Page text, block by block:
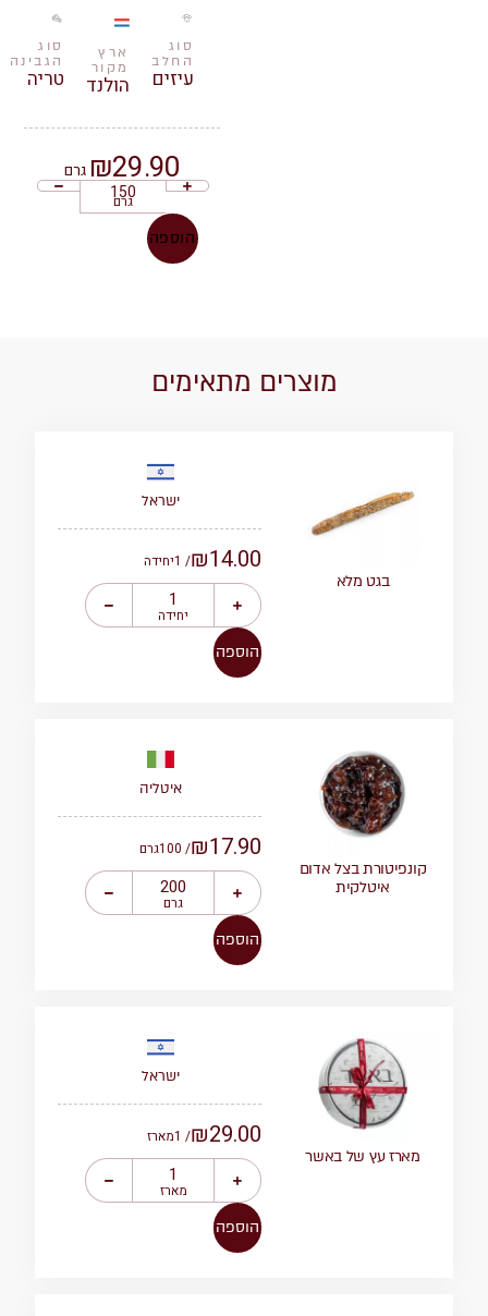
סוג
החלב
עיזים
ארץ
מקור
הולנד
סוג
הגבינה
טריה
₪29.90 גרם
גרם
הוספה
מוצרים מתאימים
בגט מלא
ישראל
₪14.00
/ 1 יחידה
יחידה
הוספה
קונפיטורת בצל אדום
איטלקית
איטליה
₪17.90
/ 100 גרם
גרם
הוספה
מארז עץ של באשר
ישראל
₪29.00
/ 1 מארז
מארז
הוספה